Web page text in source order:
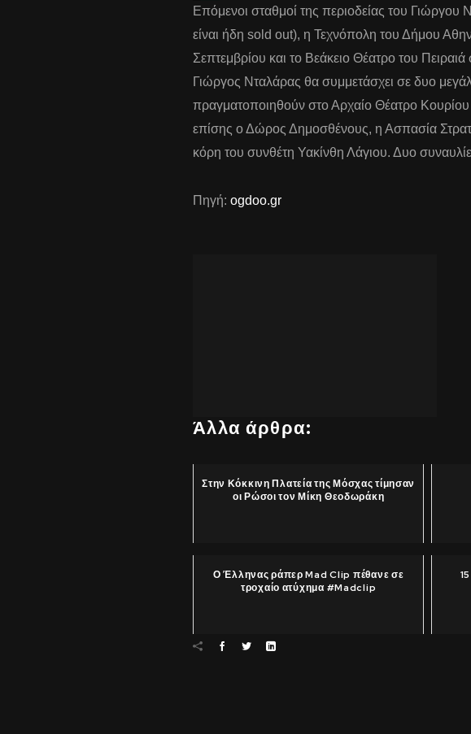
Επόμενοι σταθμοί της περιοδείας του Γιώργου
είναι ήδη sold out), η Τεχνόπολη του Δήμου
Σεπτεμβρίου και το Βεάκειο Θέατρο του
Γιώργος Νταλάρας θα συμμετάσχει σε δυο
πραγματοποιηθούν στο Αρχαίο Θέατρο
επίσης ο Δώρος Δημοσθένους, η Ασπασία
κόρη του συνθέτη Υακίνθη Λάγιου. Δυο
Πηγή: ogdoo.gr
Άλλα άρθρα:
Στην Κόκκινη Πλατεία της Μόσχας τίμησαν
οι Ρώσοι τον Μίκη Θεοδωράκη
Ο Έλληνας ράπερ Mad Clip πέθανε σε
τροχαίο ατύχημα #Madclip